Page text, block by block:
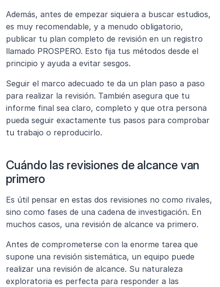
Además, antes de empezar siquiera a buscar estudios,
es muy recomendable, y a menudo obligatorio,
publicar tu plan completo de revisión en un registro
llamado PROSPERO. Esto fija tus métodos desde el
principio y ayuda a evitar sesgos.
Seguir el marco adecuado te da un plan paso a paso
para realizar la revisión. También asegura que tu
informe final sea claro, completo y que otra persona
pueda seguir exactamente tus pasos para comprobar
tu trabajo o reproducirlo.
Cuándo las revisiones de alcance van
primero
Es útil pensar en estas dos revisiones no como rivales,
sino como fases de una cadena de investigación. En
muchos casos, una revisión de alcance va primero.
Antes de comprometerse con la enorme tarea que
supone una revisión sistemática, un equipo puede
realizar una revisión de alcance. Su naturaleza
exploratoria es perfecta para responder a las